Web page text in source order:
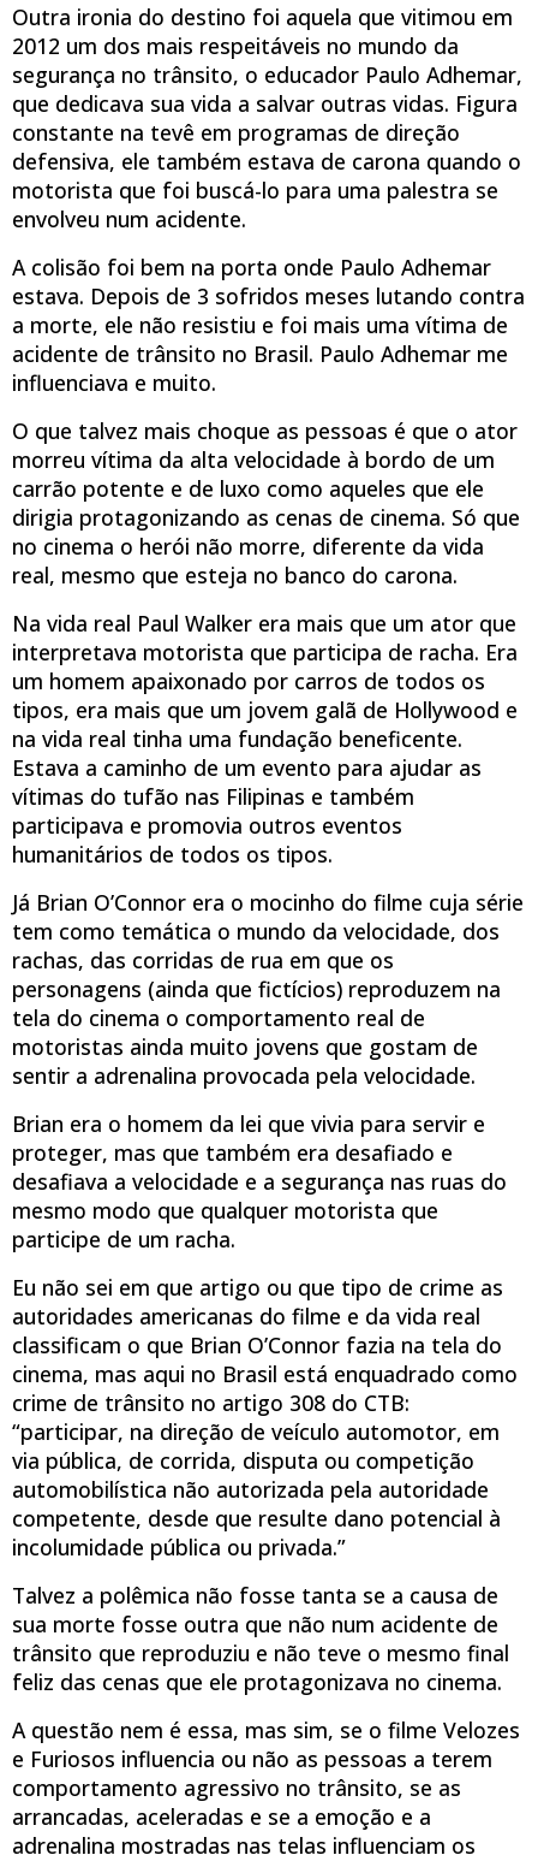
Outra ironia do destino foi aquela que vitimou em
2012 um dos mais respeitáveis no mundo da
segurança no trânsito, o educador Paulo Adhemar,
que dedicava sua vida a salvar outras vidas. Figura
constante na tevê em programas de direção
defensiva, ele também estava de carona quando o
motorista que foi buscá-lo para uma palestra se
envolveu num acidente.
A colisão foi bem na porta onde Paulo Adhemar
estava. Depois de 3 sofridos meses lutando contra
a morte, ele não resistiu e foi mais uma vítima de
acidente de trânsito no Brasil. Paulo Adhemar me
influenciava e muito.
O que talvez mais choque as pessoas é que o ator
morreu vítima da alta velocidade à bordo de um
carrão potente e de luxo como aqueles que ele
dirigia protagonizando as cenas de cinema. Só que
no cinema o herói não morre, diferente da vida
real, mesmo que esteja no banco do carona.
Na vida real Paul Walker era mais que um ator que
interpretava motorista que participa de racha. Era
um homem apaixonado por carros de todos os
tipos, era mais que um jovem galã de Hollywood e
na vida real tinha uma fundação beneficente.
Estava a caminho de um evento para ajudar as
vítimas do tufão nas Filipinas e também
participava e promovia outros eventos
humanitários de todos os tipos.
Já Brian O’Connor era o mocinho do filme cuja série
tem como temática o mundo da velocidade, dos
rachas, das corridas de rua em que os
personagens (ainda que fictícios) reproduzem na
tela do cinema o comportamento real de
motoristas ainda muito jovens que gostam de
sentir a adrenalina provocada pela velocidade.
Brian era o homem da lei que vivia para servir e
proteger, mas que também era desafiado e
desafiava a velocidade e a segurança nas ruas do
mesmo modo que qualquer motorista que
participe de um racha.
Eu não sei em que artigo ou que tipo de crime as
autoridades americanas do filme e da vida real
classificam o que Brian O’Connor fazia na tela do
cinema, mas aqui no Brasil está enquadrado como
crime de trânsito no artigo 308 do CTB:
“participar, na direção de veículo automotor, em
via pública, de corrida, disputa ou competição
automobilística não autorizada pela autoridade
competente, desde que resulte dano potencial à
incolumidade pública ou privada.”
Talvez a polêmica não fosse tanta se a causa de
sua morte fosse outra que não num acidente de
trânsito que reproduziu e não teve o mesmo final
feliz das cenas que ele protagonizava no cinema.
A questão nem é essa, mas sim, se o filme Velozes
e Furiosos influencia ou não as pessoas a terem
comportamento agressivo no trânsito, se as
arrancadas, aceleradas e se a emoção e a
adrenalina mostradas nas telas influenciam os